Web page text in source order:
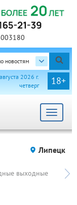
новостям
18+
2026 г.
четверг
Toggle
Липецк
выходные